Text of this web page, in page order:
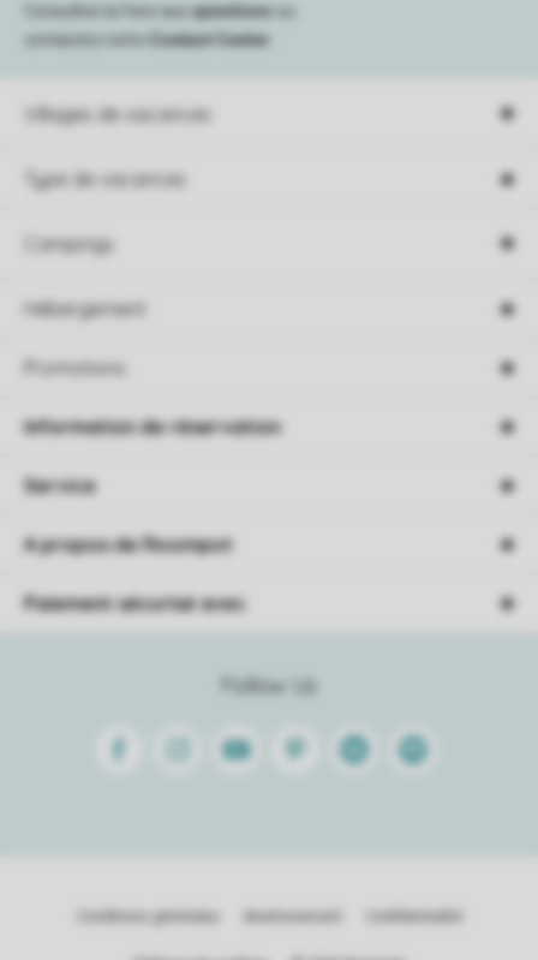
Villages de vacances
Type de vacances
Campings
Hébergement
Promotions
Consultez la foire aux questions
contactez notre
Contact Center
Follow Us
FacebookInstagramYoutube PinterestLinkedinSpotify
Information de réservation
Service
A propos de Roompot
Paiement sécurisé avec